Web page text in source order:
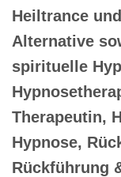
Heiltrance
Alternative
spirituelle
Therapeutin,
Hypnose,
Rückführung